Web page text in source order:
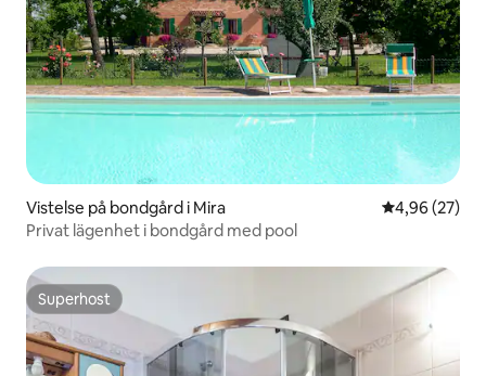
Vistelse på bondgård i Mira 4,96 av 5 i
4,96 (27)
Privat lägenhet i bondgård med pool
Superhost
Superhost